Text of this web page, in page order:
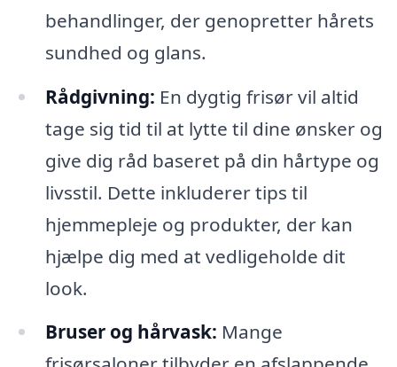
behandlinger, der genopretter hårets
sundhed og glans.
Rådgivning: En dygtig frisør vil altid
tage sig tid til at lytte til dine ønsker og
give dig råd baseret på din hårtype og
livsstil. Dette inkluderer tips til
hjemmepleje og produkter, der kan
hjælpe dig med at vedligeholde dit
look.
Bruser og hårvask: Mange